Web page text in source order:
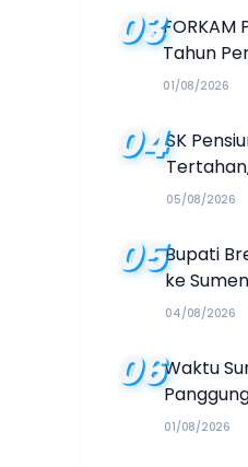
03FORKAM
Tahun
01/08/2026
04SK
Tagih
05/08/2026
05Bupati
ke
04/08/2026
06Waktu
Muda,
01/08/2026